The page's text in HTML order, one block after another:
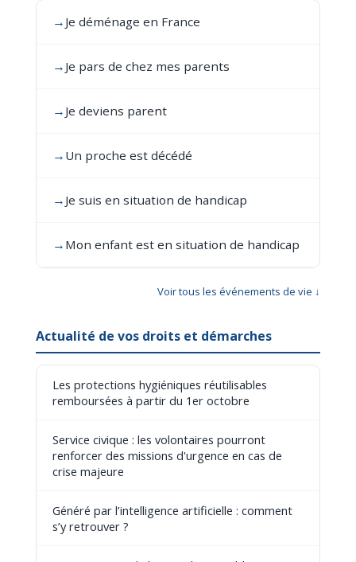
→ Je déménage en France
→ Je pars de chez mes parents
→ Je deviens parent
→ Un proche est décédé
→ Je suis en situation de handicap
→ Mon enfant est en situation de handicap
Voir tous les événements de vie ↓
Actualité de vos droits et démarches
Les protections hygiéniques réutilisables
remboursées à partir du 1er octobre
Service civique : les volontaires pourront
renforcer des missions d'urgence en cas de
crise majeure
Généré par l’intelligence artificielle : comment
s’y retrouver ?